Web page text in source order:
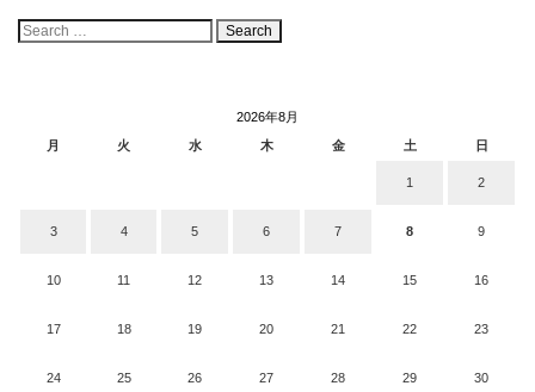
検
索:
2026年8月
月
火 水 木 金 土 日
1 2
3 4 5 6 7 8 9
10 11 12 13 14 15 16
17 18 19 20 21 22 23
24 25 26 27 28 29 30